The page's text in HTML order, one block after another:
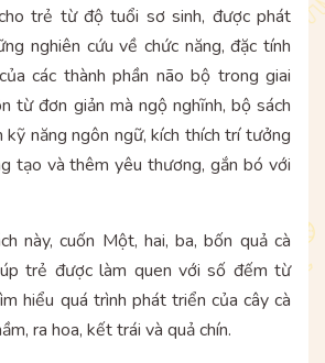
trẻ từ độ tuổi sơ sinh, được phát
nghiên cứu về chức năng, đặc tính
các thành phần não bộ trong giai
từ đơn giản mà ngộ nghĩnh, bộ sách
năng ngôn ngữ, kích thích trí tưởng
tạo và thêm yêu thương, gắn bó với
này, cuốn Một, hai, ba, bốn quả cà
trẻ được làm quen với số đếm từ
hiểu quá trình phát triển của cây cà
ra hoa, kết trái và quả chín.